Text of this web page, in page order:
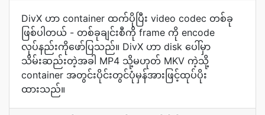
DivX ဟာ container ထက်ပိုပြီး video codec တစ်ခု
ဖြစ်ပါတယ် - တစ်ခုချင်းစီကို frame ကို encode
လုပ်နည်းကိုဖော်ပြသည်။ DivX ဟာ disk ပေါ်မှာ
သိမ်းဆည်းတဲ့အခါ MP4 သို့မဟုတ် MKV ကဲ့သို့
container အတွင်းပိုင်းတွင်ပုံမှန်အားဖြင့်ထုပ်ပိုး
ထားသည်။